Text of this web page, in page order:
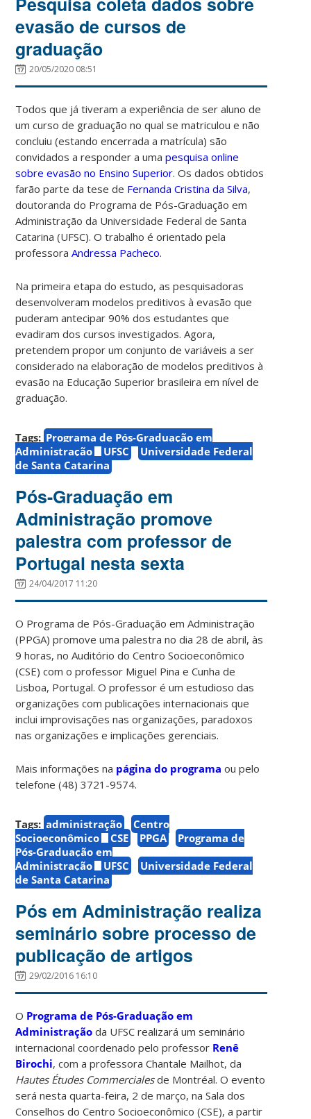
evasão de cursos de
graduação
20/05/2020 08:51
Todos que já tiveram a experiência de ser aluno de
um curso de graduação no qual se matriculou e não
concluiu (estando encerrada a matrícula) são
convidados a responder a umapesquisa online
sobre evasão no Ensino Superior. Os dados obtidos
farão parte da tese de Fernanda Cristina da Silva,
doutoranda do Programa de Pós-Graduação em
Administração da Universidade Federal de Santa
Catarina (UFSC). O trabalho é orientado pela
professoraAndressa Pacheco.
Na primeira etapa do estudo, as pesquisadoras
desenvolveram modelos preditivos à evasão que
puderam antecipar 90% dos estudantes que
evadiram dos cursos investigados. Agora,
pretendem propor um conjunto de variáveis a ser
considerado na elaboração de modelos preditivos à
evasão na Educação Superior brasileira em nível de
graduação.
Tags: Programa de Pós-Graduação em
Administração
UFSC
Universidade Federal
de Santa Catarina
Pós-Graduação em
Administração promove
palestra com professor de
Portugal nesta sexta
24/04/2017 11:20
O Programa de Pós-Graduação em Administração
(PPGA) promove uma palestra no dia 28 de abril, às
9 horas, no Auditório do Centro Socioeconômico
(CSE) com o professor Miguel Pina e Cunha de
Lisboa, Portugal. O professor é um estudioso das
organizações com publicações internacionais que
inclui improvisações nas organizações, paradoxos
nas organizações e implicações gerenciais.
Mais informações na página do programa ou pelo
telefone (48) 3721-9574.
Tags: administração
Centro
Socioeconômico
CSE PPGA
Programa de
Pós-Graduação em
Administração
UFSC
Universidade Federal
de Santa Catarina
Pós em Administração realiza
seminário sobre processo de
publicação de artigos
29/02/2016 16:10
O Programa de Pós-Graduação em
Administração da UFSC realizará um seminário
internacional coordenado pelo professor Renê
Birochi, com a professora Chantale Mailhot, da
Hautes Études Commercialesde Montréal. O evento
será nesta quarta-feira, 2 de março, na Sala dos
Conselhos do Centro Socioeconômico (CSE), a partir